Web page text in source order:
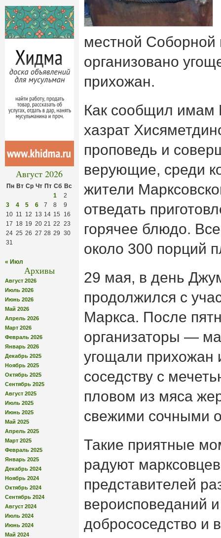
Август 2026
Пн Вт Ср Чт Пт Сб Вс
1
2
3
4 5 6 7 8
9
10 11 12 13 14 15
16
17 18 19 20 21 22 23
24 25 26 27 28 29 30
31
« Июл
Архивы
Август 2026
Июль 2026
Июнь 2026
Май 2026
Апрель 2026
Март 2026
Февраль 2026
Январь 2026
Декабрь 2025
Ноябрь 2025
Октябрь 2025
Сентябрь 2025
Август 2025
Июль 2025
Июнь 2025
Май 2025
Апрель 2025
Март 2025
Февраль 2025
Январь 2025
Декабрь 2024
Ноябрь 2024
Октябрь 2024
Сентябрь 2024
Август 2024
Июль 2024
Июнь 2024
Май 2024
местной
организовано
прихожан.
Как сообщил имам
хазрат
проповедь и
верующие, среди
жители
отведать
горячее блюдо.
около 300 порций
29 мая, в день
продолжился с
Маркса. После
организаторы —
угощали прихожан
соседству с
пловом из мяса
свежими сочными
Такие приятные
радуют
представителей
вероисповеданий
добрососедство и